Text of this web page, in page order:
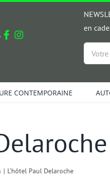
en
Email
*
CONTEMPORAINE
| L’hôtel Paul Delaroche